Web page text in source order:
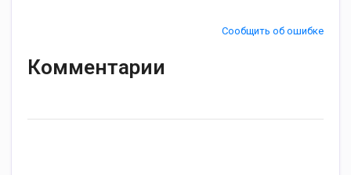
Сообщить об ошибке
Комментарии